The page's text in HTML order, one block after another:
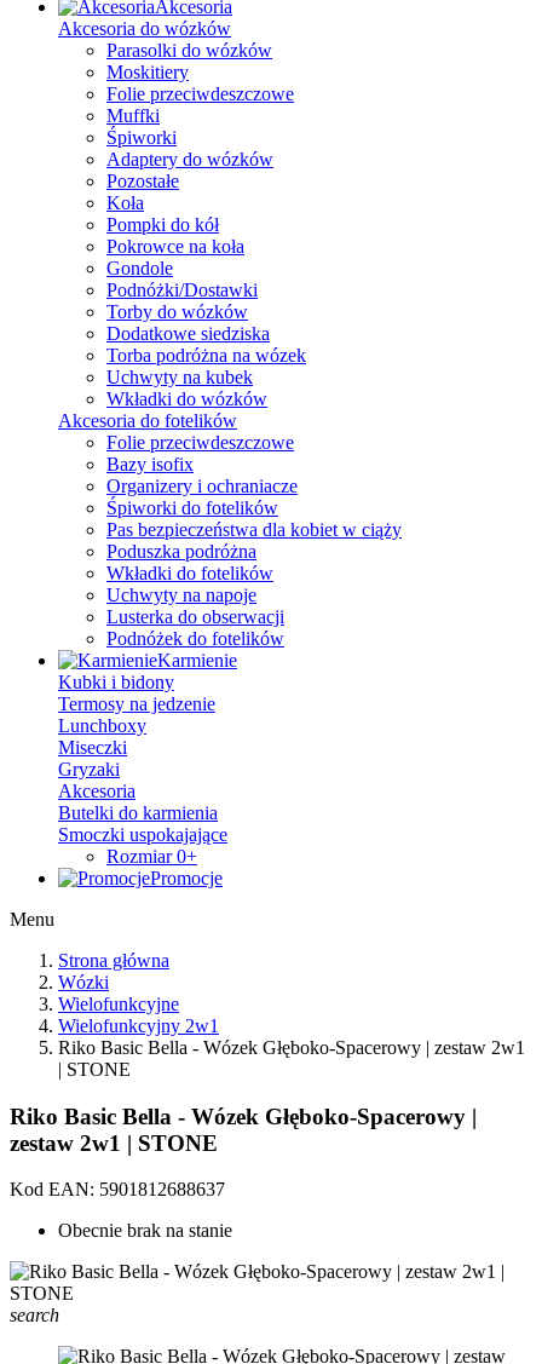
Akcesoria
Akcesoria do wózków
Parasolki do wózków
Moskitiery
Folie przeciwdeszczowe
Muffki
Śpiworki
Adaptery do wózków
Pozostałe
Koła
Pompki do kół
Pokrowce na koła
Gondole
Podnóżki/Dostawki
Torby do wózków
Dodatkowe siedziska
Torba podróżna na wózek
Uchwyty na kubek
Wkładki do wózków
Akcesoria do fotelików
Folie przeciwdeszczowe
Bazy isofix
Organizery i ochraniacze
Śpiworki do fotelików
Pas bezpieczeństwa dla kobiet w ciąży
Poduszka podróżna
Wkładki do fotelików
Uchwyty na napoje
Lusterka do obserwacji
Podnóżek do fotelików
Karmienie
Kubki i bidony
Termosy na jedzenie
Lunchboxy
Miseczki
Gryzaki
Akcesoria
Butelki do karmienia
Smoczki uspokajające
Rozmiar 0+
Promocje
Menu
Strona główna
Wózki
Wielofunkcyjne
Wielofunkcyjny 2w1
Riko Basic Bella - Wózek Głęboko-Spacerowy | zestaw 2w1
| STONE
Riko Basic Bella - Wózek Głęboko-Spacerowy |
zestaw 2w1 | STONE
Kod EAN: 5901812688637
Obecnie brak na stanie
search